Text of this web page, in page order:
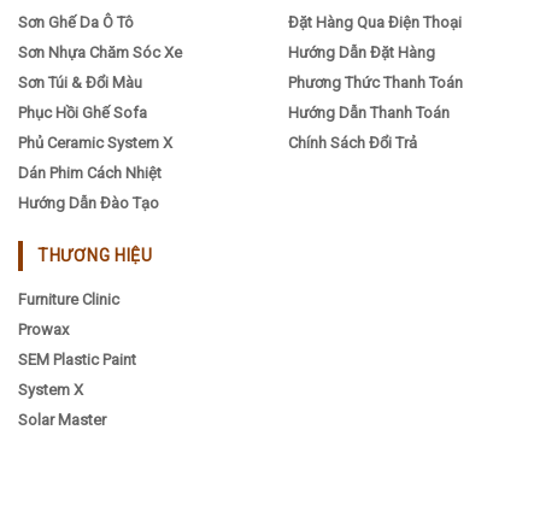
Sơn Ghế Da Ô Tô
Sơn Nhựa Chăm Sóc Xe
Sơn Túi & Đổi Màu
Phục Hồi Ghế Sofa
Phủ Ceramic System X
Dán Phim Cách Nhiệt
Hướng Dẫn Đào Tạo
Đặt Hàng Qua Điện Thoại
Hướng Dẫn Đặt Hàng
Phương Thức Thanh Toán
Hướng Dẫn Thanh Toán
Chính Sách Đổi Trả
THƯƠNG HIỆU
Furniture Clinic
Prowax
SEM Plastic Paint
System X
Solar Master